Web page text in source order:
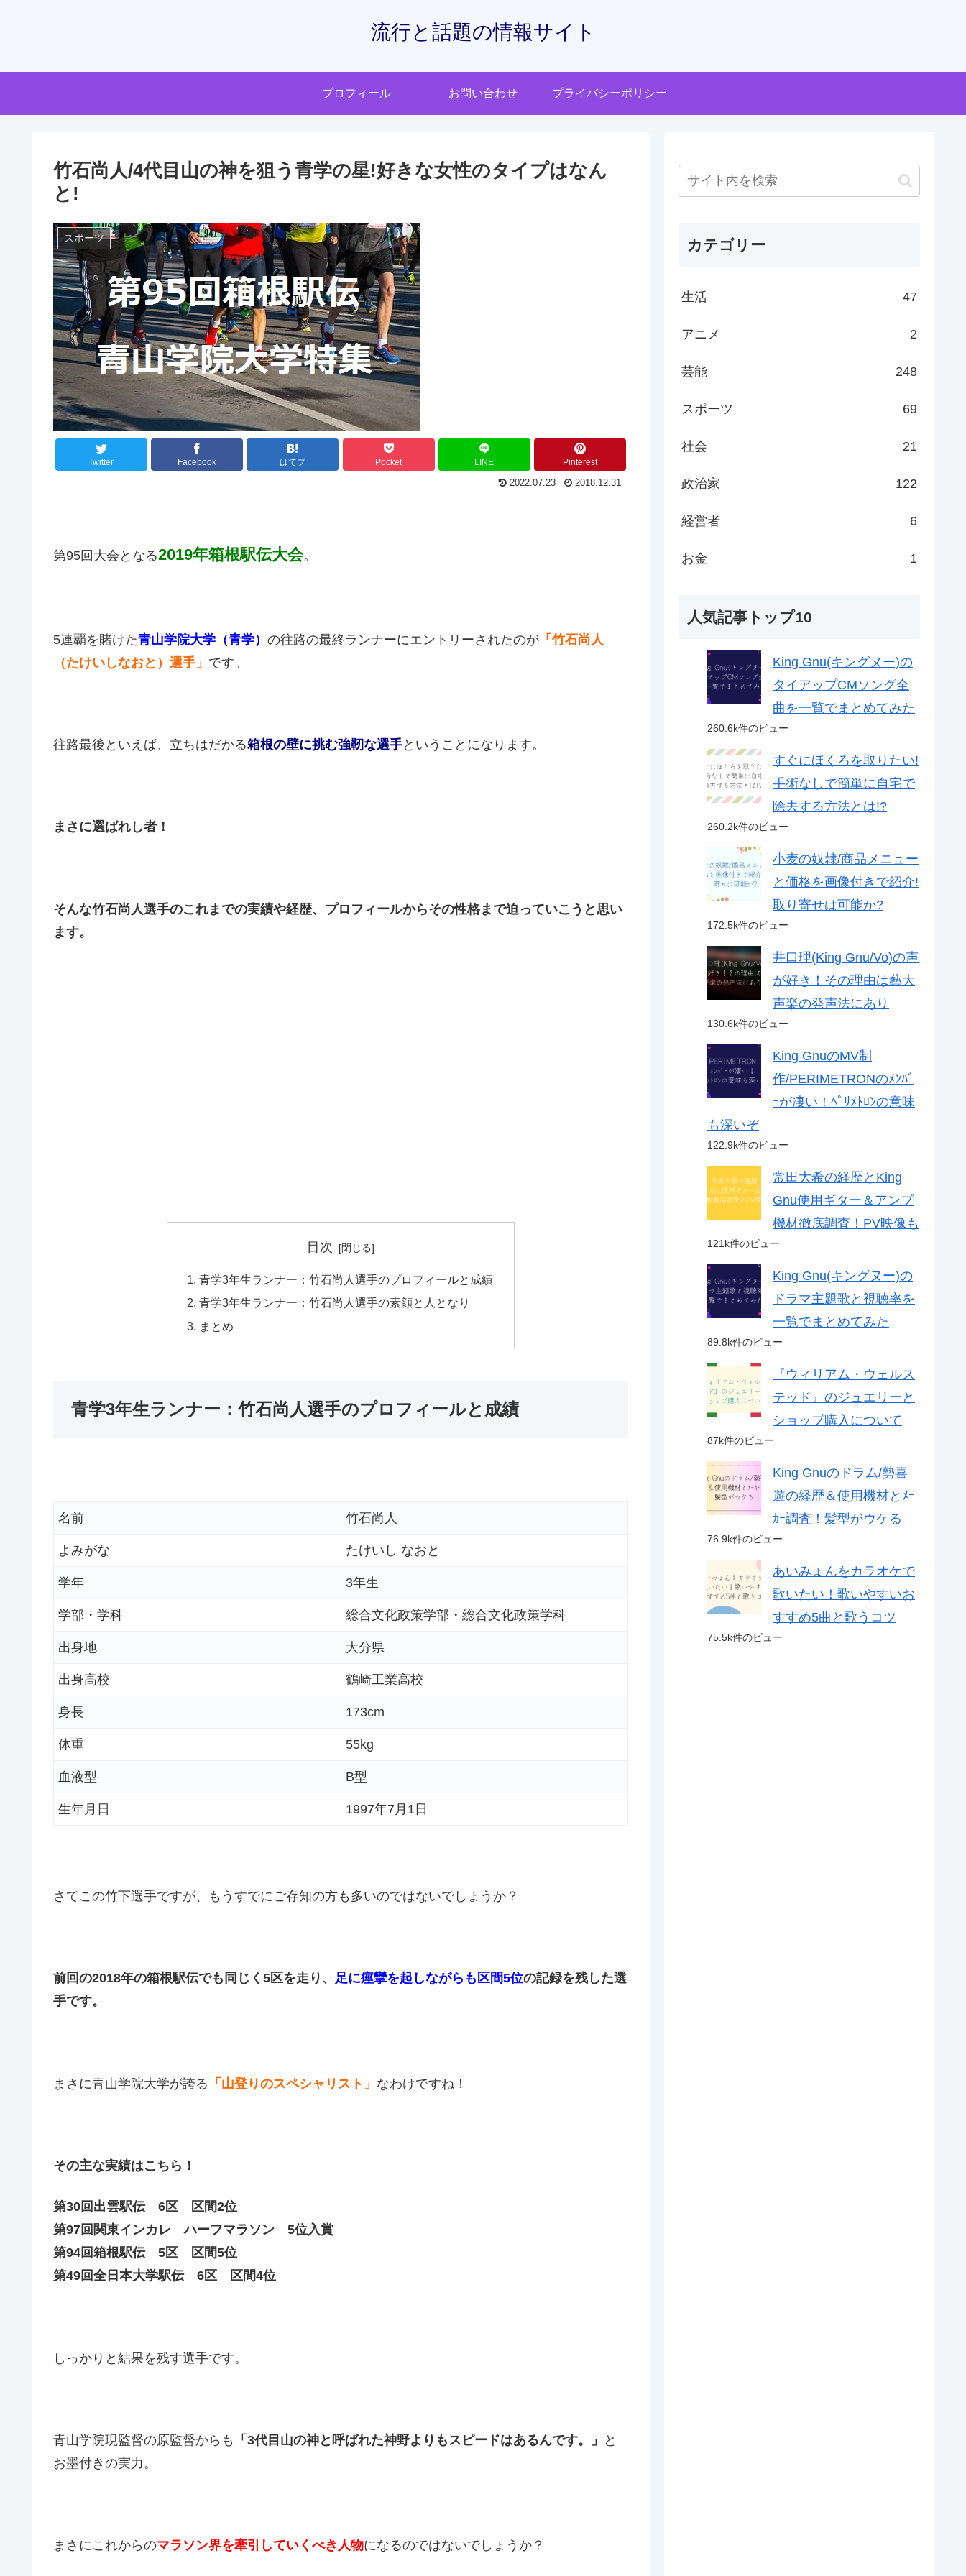
流行と話題の情報サイト
プロフィール お問い合わせ プライバシーポリシー
竹石尚人/4代目山の神を狙う青学の星!好きな女性のタイプはなん
と!
スポーツ
Twitter Facebook はてブ Pocket LINE Pinterest
2022.07.23 2018.12.31
第95回大会となる2019年箱根駅伝大会。
5連覇を賭けた青山学院大学（青学） の往路の最終ランナーにエントリーされたのが 「竹石尚人
（たけいしなおと）選手」 です。
往路最後といえば、立ちはだかる箱根の壁に挑む強靭な選手ということになります。
まさに選ばれし者！
そんな竹石尚人選手のこれまでの実績や経歴、プロフィールからその性格まで迫っていこうと思い
ます。
目次
青学3年生ランナー：竹石尚人選手のプロフィールと成績
青学3年生ランナー：竹石尚人選手の素顔と人となり
まとめ
青学3年生ランナー：竹石尚人選手のプロフィールと成績
名前 竹石尚人
よみがな たけいし なおと
学年 3年生
学部・学科 総合文化政策学部・総合文化政策学科
出身地 大分県
出身高校 鶴崎工業高校
身長 173cm
体重 55kg
血液型 B型
生年月日 1997年7月1日
さてこの竹下選手ですが、もうすでにご存知の方も多いのではないでしょうか？
前回の2018年の箱根駅伝でも同じく5区を走り、 足に痙攣を起しながらも区間5位の記録を残した選
手です。
まさに青山学院大学が誇る 「山登りのスペシャリスト」 なわけですね！
その主な実績はこちら！
第30回出雲駅伝 6区 区間2位
第97回関東インカレ ハーフマラソン 5位入賞
第94回箱根駅伝 5区 区間5位
第49回全日本大学駅伝 6区 区間4位
しっかりと結果を残す選手です。
青山学院現監督の原監督からも 「3代目山の神と呼ばれた神野よりもスピードはあるんです。」
と
お墨付きの実力。
まさにこれからのマラソン界を牽引していくべき人物になるのではないでしょうか？
カテゴリー
生活 47
アニメ 2
芸能 248
スポーツ 69
社会 21
政治家 122
経営者 6
お金 1
人気記事トップ10
King Gnu(キングヌー)の
タイアップCMソング全
曲を一覧でまとめてみた
260.6k件のビュー
すぐにほくろを取りたい!
手術なしで簡単に自宅で
除去する方法とは!?
260.2k件のビュー
小麦の奴隷/商品メニュー
と価格を画像付きで紹介!
取り寄せは可能か?
172.5k件のビュー
井口理(King Gnu/Vo)の声
が好き！その理由は藝大
声楽の発声法にあり
130.6k件のビュー
King GnuのMV制
作/PERIMETRONのﾒﾝﾊﾞ
ｰが凄い！ﾍﾟﾘﾒﾄﾛﾝの意味
も深いぞ
122.9k件のビュー
常田大希の経歴とKing
Gnu使用ギター＆アンプ
機材徹底調査！PV映像も
121k件のビュー
King Gnu(キングヌー)の
ドラマ主題歌と視聴率を
一覧でまとめてみた
89.8k件のビュー
『ウィリアム・ウェルス
テッド』のジュエリーと
ショップ購入について
87k件のビュー
King Gnuのドラム/勢喜
遊の経歴＆使用機材とﾒｰ
ｶｰ調査！髪型がウケる
76.9k件のビュー
あいみょんをカラオケで
歌いたい！歌いやすいお
すすめ5曲と歌うコツ
75.5k件のビュー